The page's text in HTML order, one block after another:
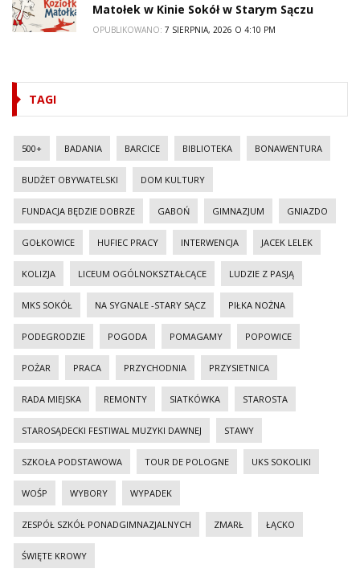
Matołek w Kinie Sokół w Starym Sączu
OPUBLIKOWANO: 7 SIERPNIA, 2026 O 4:10 PM
TAGI
500+ BADANIA BARCICE BIBLIOTEKA BONAWENTURA
BUDŻET OBYWATELSKI DOM KULTURY
FUNDACJA BĘDZIE DOBRZE GABOŃ GIMNAZJUM GNIAZDO
GOŁKOWICE HUFIEC PRACY INTERWENCJA JACEK LELEK
KOLIZJA LICEUM OGÓLNOKSZTAŁCĄCE LUDZIE Z PASJĄ
MKS SOKÓŁ NA SYGNALE -STARY SĄCZ PIŁKA NOŻNA
PODEGRODZIE POGODA POMAGAMY POPOWICE
POŻAR PRACA PRZYCHODNIA PRZYSIETNICA
RADA MIEJSKA REMONTY SIATKÓWKA STAROSTA
STAROSĄDECKI FESTIWAL MUZYKI DAWNEJ STAWY
SZKOŁA PODSTAWOWA TOUR DE POLOGNE UKS SOKOLIKI
WOŚP WYBORY WYPADEK
ZESPÓŁ SZKÓŁ PONADGIMNAZJALNYCH ZMARŁ ŁĄCKO
ŚWIĘTE KROWY